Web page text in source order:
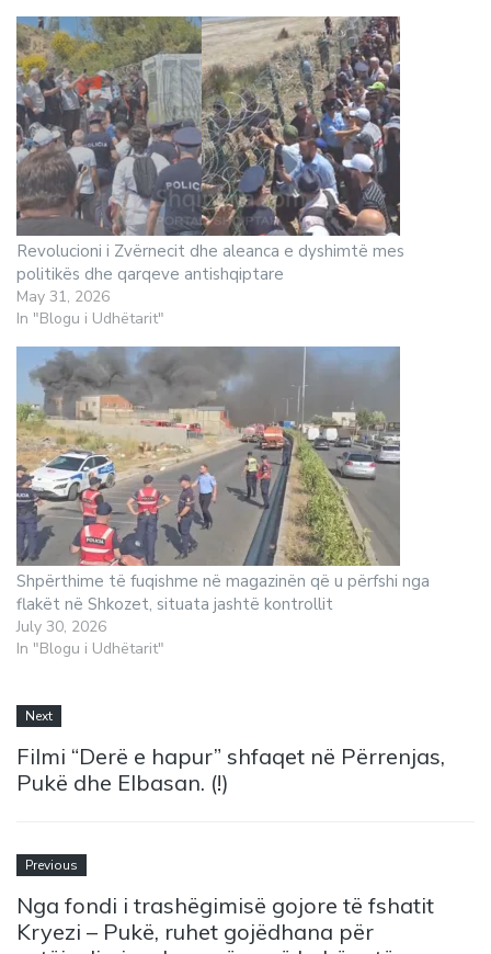
Revolucioni i Zvërnecit dhe aleanca e dyshimtë mes
politikës dhe qarqeve antishqiptare
May 31, 2026
In "Blogu i Udhëtarit"
Shpërthime të fuqishme në magazinën që u përfshi nga
flakët në Shkozet, situata jashtë kontrollit
July 30, 2026
In "Blogu i Udhëtarit"
Next
Filmi “Derë e hapur” shfaqet në Përrenjas,
Pukë dhe Elbasan. (!)
Previous
Nga fondi i trashëgimisë gojore të fshatit
Kryezi – Pukë, ruhet gojëdhana për